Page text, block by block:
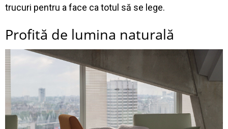
trucuri pentru a face ca totul să se lege.
Profită de lumina naturală